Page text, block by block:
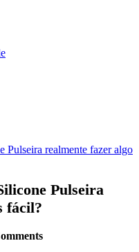
Pulseira realmente fazer algo
Pulseira
fácil?